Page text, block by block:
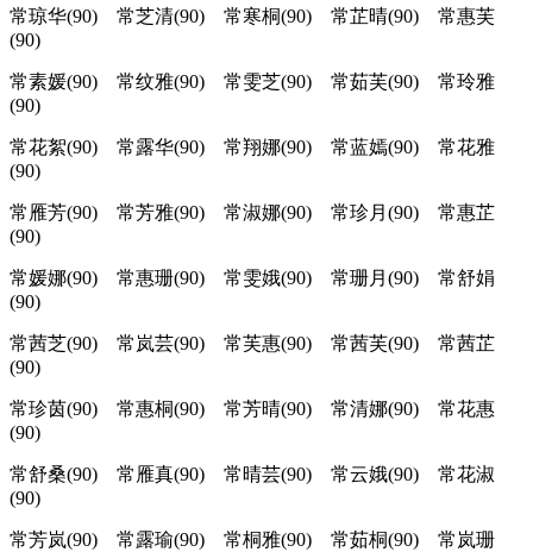
常琼华(90) 常芝清(90) 常寒桐(90) 常芷晴(90) 常惠芙
(90)
常素媛(90) 常纹雅(90) 常雯芝(90) 常茹芙(90) 常玲雅
(90)
常花絮(90) 常露华(90) 常翔娜(90) 常蓝嫣(90) 常花雅
(90)
常雁芳(90) 常芳雅(90) 常淑娜(90) 常珍月(90) 常惠芷
(90)
常媛娜(90) 常惠珊(90) 常雯娥(90) 常珊月(90) 常舒娟
(90)
常茜芝(90) 常岚芸(90) 常芙惠(90) 常茜芙(90) 常茜芷
(90)
常珍茵(90) 常惠桐(90) 常芳晴(90) 常清娜(90) 常花惠
(90)
常舒桑(90) 常雁真(90) 常晴芸(90) 常云娥(90) 常花淑
(90)
常芳岚(90) 常露瑜(90) 常桐雅(90) 常茹桐(90) 常岚珊